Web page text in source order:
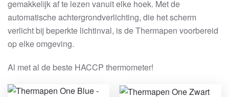
gemakkelijk af te lezen vanuit elke hoek. Met de
automatische achtergrondverlichting, die het scherm
verlicht bij beperkte lichtinval, is de Thermapen voorbereid
op elke omgeving.
Al met al de beste HACCP thermometer!